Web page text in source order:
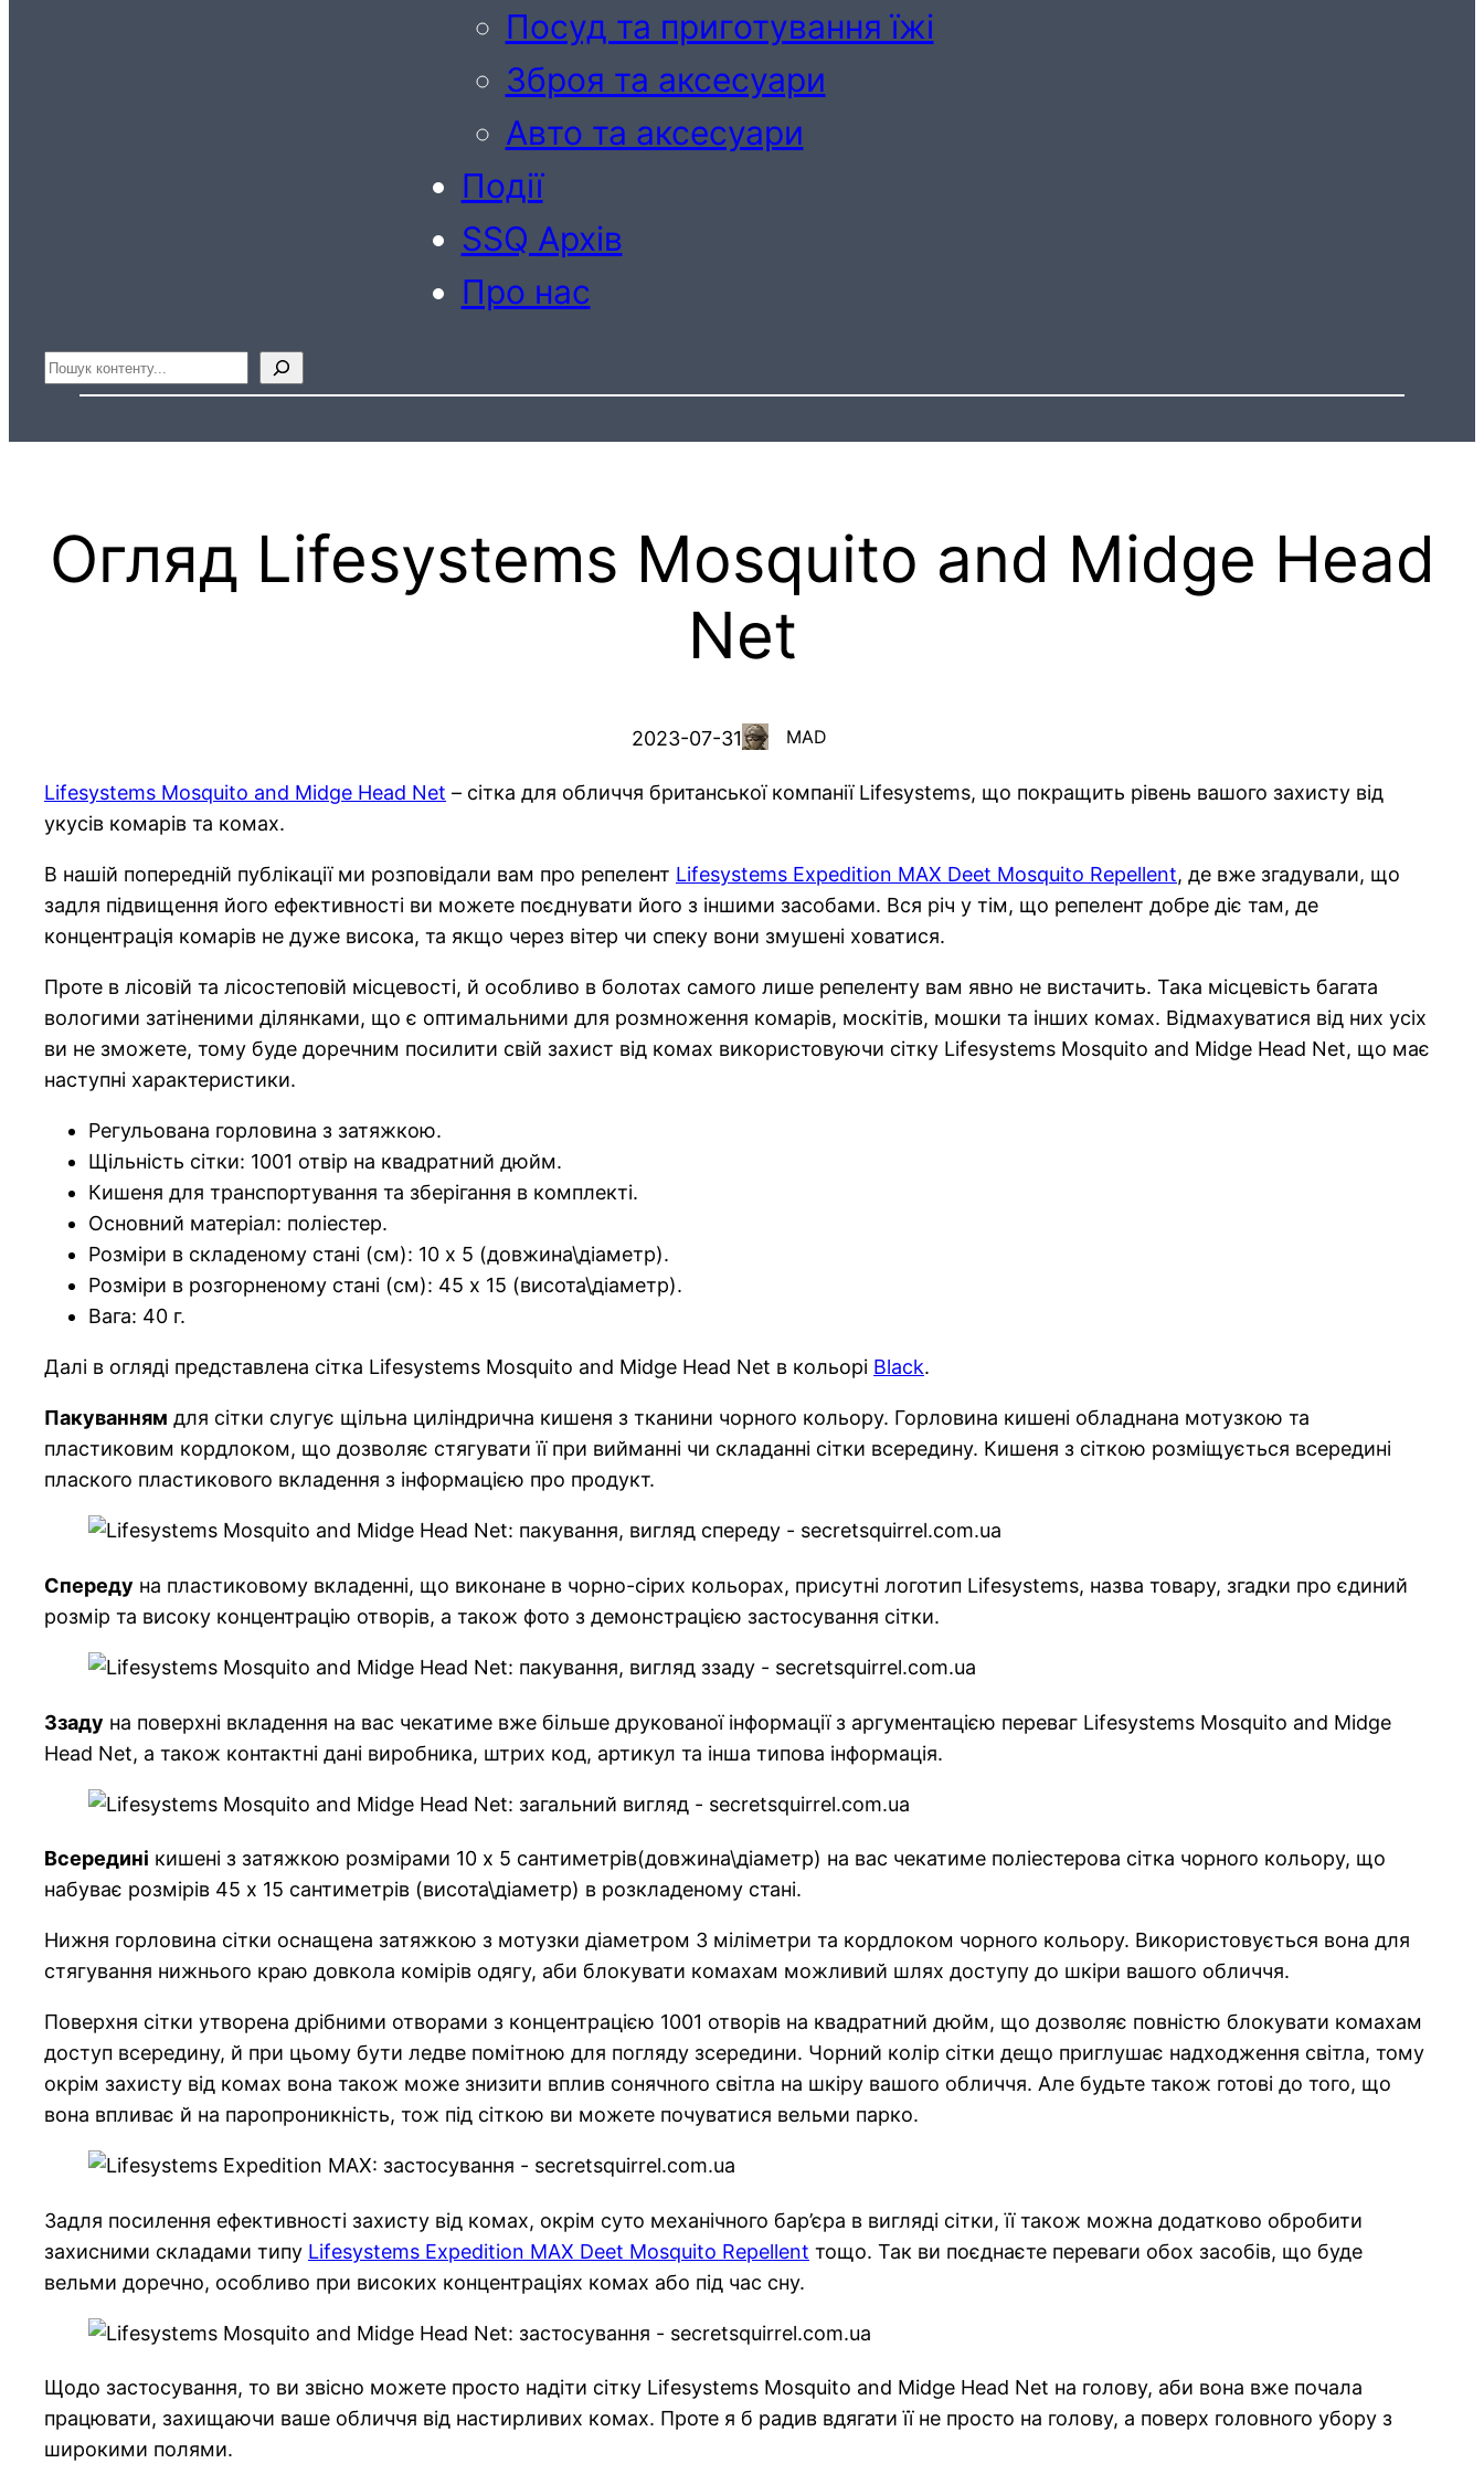
Посуд та приготування їжі
Зброя та аксесуари
Авто та аксесуари
Події
SSQ Архів
Про нас
Пошук
Огляд Lifesystems Mosquito and Midge Head
Net
2023-07-31 MAD
Lifesystems Mosquito and Midge Head Net – сітка для обличчя британської компанії Lifesystems, що покращить рівень вашого захисту від
укусів комарів та комах.
В нашій попередній публікації ми розповідали вам про репелент Lifesystems Expedition MAX Deet Mosquito Repellent, де вже згадували, що
задля підвищення його ефективності ви можете поєднувати його з іншими засобами. Вся річ у тім, що репелент добре діє там, де
концентрація комарів не дуже висока, та якщо через вітер чи спеку вони змушені ховатися.
Проте в лісовій та лісостеповій місцевості, й особливо в болотах самого лише репеленту вам явно не вистачить. Така місцевість багата
вологими затіненими ділянками, що є оптимальними для розмноження комарів, москітів, мошки та інших комах. Відмахуватися від них усіх
ви не зможете, тому буде доречним посилити свій захист від комах використовуючи сітку Lifesystems Mosquito and Midge Head Net, що має
наступні характеристики.
Регульована горловина з затяжкою.
Щільність сітки: 1001 отвір на квадратний дюйм.
Кишеня для транспортування та зберігання в комплекті.
Основний матеріал: поліестер.
Розміри в складеному стані (см): 10 х 5 (довжина\діаметр).
Розміри в розгорненому стані (см): 45 х 15 (висота\діаметр).
Вага: 40 г.
Далі в огляді представлена сітка Lifesystems Mosquito and Midge Head Net в кольорі Black.
Пакуванням для сітки слугує щільна циліндрична кишеня з тканини чорного кольору. Горловина кишені обладнана мотузкою та
пластиковим кордлоком, що дозволяє стягувати її при вийманні чи складанні сітки всередину. Кишеня з сіткою розміщується всередині
плаского пластикового вкладення з інформацією про продукт.
Спереду на пластиковому вкладенні, що виконане в чорно-сірих кольорах, присутні логотип Lifesystems, назва товару, згадки про єдиний
розмір та високу концентрацію отворів, а також фото з демонстрацією застосування сітки.
Ззаду на поверхні вкладення на вас чекатиме вже більше друкованої інформації з аргументацією переваг Lifesystems Mosquito and Midge
Head Net, а також контактні дані виробника, штрих код, артикул та інша типова інформація.
Всередині кишені з затяжкою розмірами 10 х 5 сантиметрів(довжина\діаметр) на вас чекатиме поліестерова сітка чорного кольору, що
набуває розмірів 45 х 15 сантиметрів (висота\діаметр) в розкладеному стані.
Нижня горловина сітки оснащена затяжкою з мотузки діаметром 3 міліметри та кордлоком чорного кольору. Використовується вона для
стягування нижнього краю довкола комірів одягу, аби блокувати комахам можливий шлях доступу до шкіри вашого обличчя.
Поверхня сітки утворена дрібними отворами з концентрацією 1001 отворів на квадратний дюйм, що дозволяє повністю блокувати комахам
доступ всередину, й при цьому бути ледве помітною для погляду зсередини. Чорний колір сітки дещо приглушає надходження світла, тому
окрім захисту від комах вона також може знизити вплив сонячного світла на шкіру вашого обличчя. Але будьте також готові до того, що
вона впливає й на паропроникність, тож під сіткою ви можете почуватися вельми парко.
Задля посилення ефективності захисту від комах, окрім суто механічного бар’єра в вигляді сітки, її також можна додатково обробити
захисними складами типу Lifesystems Expedition MAX Deet Mosquito Repellent тощо. Так ви поєднаєте переваги обох засобів, що буде
вельми доречно, особливо при високих концентраціях комах або під час сну.
Щодо застосування, то ви звісно можете просто надіти сітку Lifesystems Mosquito and Midge Head Net на голову, аби вона вже почала
працювати, захищаючи ваше обличчя від настирливих комах. Проте я б радив вдягати її не просто на голову, а поверх головного убору з
широкими полями.